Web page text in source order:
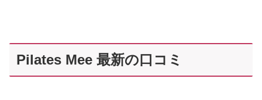
Pilates Mee 最新の口コミ